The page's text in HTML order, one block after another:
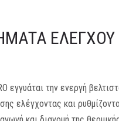
ΕΛΈΓΧΟΥ
εγγυάται την ενεργή
ελέγχοντας και